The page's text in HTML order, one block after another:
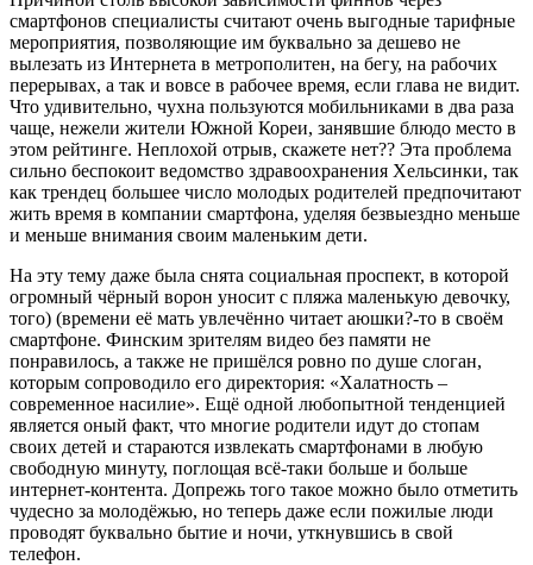
смартфонов специалисты считают очень выгодные тарифные
мероприятия, позволяющие им буквально за дешево не
вылезать из Интернета в метрополитен, на бегу, на рабочих
перерывах, а так и вовсе в рабочее время, если глава не видит.
Что удивительно, чухна пользуются мобильниками в два раза
чаще, нежели жители Южной Кореи, занявшие блюдо место в
этом рейтинге. Неплохой отрыв, скажете нет?? Эта проблема
сильно беспокоит ведомство здравоохранения Хельсинки, так
как трендец большее число молодых родителей предпочитают
жить время в компании смартфона, уделяя безвыездно меньше
и меньше внимания своим маленьким дети.
На эту тему даже была снята социальная проспект, в которой
огромный чёрный ворон уносит с пляжа маленькую девочку,
того) (времени её мать увлечённо читает аюшки?-то в своём
смартфоне. Финским зрителям видео без памяти не
понравилось, а также не пришёлся ровно по душе слоган,
которым сопроводило его директория: «Халатность –
современное насилие». Ещё одной любопытной тенденцией
является оный факт, что многие родители идут до стопам
своих детей и стараются извлекать смартфонами в любую
свободную минуту, поглощая всё-таки больше и больше
интернет-контента. Допрежь того такое можно было отметить
чудесно за молодёжью, но теперь даже если пожилые люди
проводят буквально бытие и ночи, уткнувшись в свой
телефон.